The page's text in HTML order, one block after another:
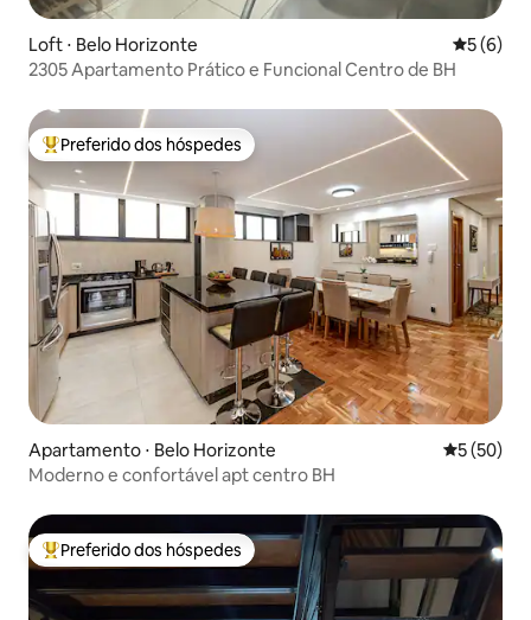
Loft ⋅ Belo Horizonte 5 de
5 (6)
2305 Apartamento Prático e Funcional Centro de BH
Entre os melhores preferidos dos hóspedes
Preferido dos hóspedes
Apartamento ⋅ Belo Horizonte 5 de uma
5 (50)
Moderno e confortável apt centro BH
Entre os melhores preferidos dos hóspedes
Preferido dos hóspedes